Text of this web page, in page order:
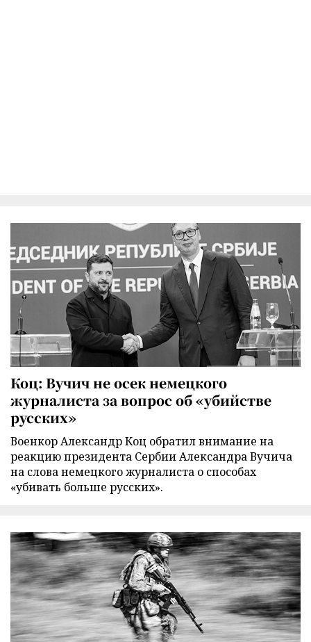
Коц: Вучич не осек немецкого
журналиста за вопрос об «убийстве
русских»
Военкор Александр Коц обратил внимание на
реакцию президента Сербии Александра Вучича
на слова немецкого журналиста о способах
«убивать больше русских».